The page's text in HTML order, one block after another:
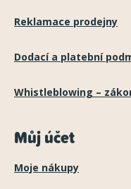
Reklamace prodejny
Dodací a platební
Whistleblowing –
Můj účet
Moje nákupy